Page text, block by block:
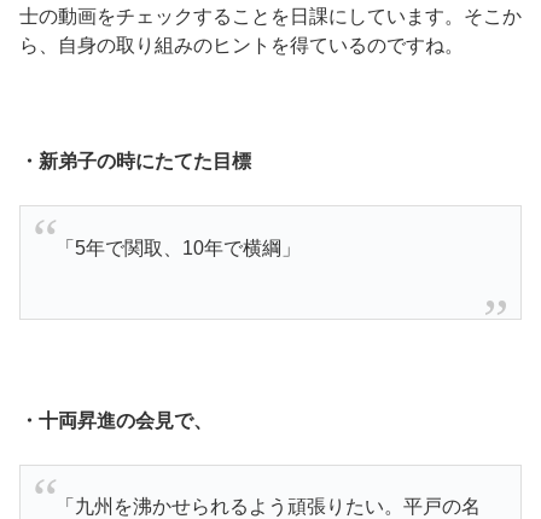
士の動画をチェックすることを日課にしています。そこか
ら、自身の取り組みのヒントを得ているのですね。
・新弟子の時にたてた目標
「5年で関取、10年で横綱」
・十両昇進の会見で、
「九州を沸かせられるよう頑張りたい。平戸の名